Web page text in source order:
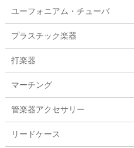
ユーフォニアム・チューバ
プラスチック楽器
打楽器
マーチング
管楽器アクセサリー
リードケース